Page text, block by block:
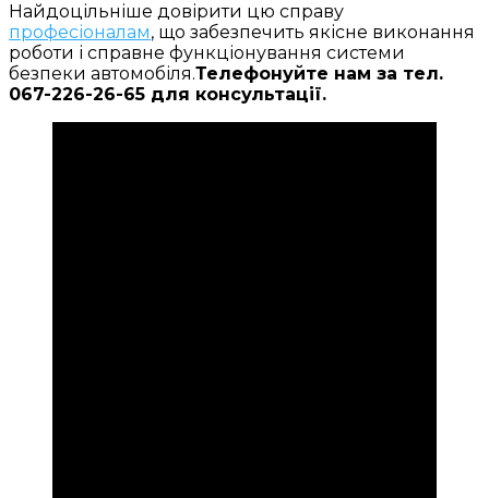
Найдоцільніше довірити цю справу
професіоналам, що забезпечить якісне виконання
роботи і справне функціонування системи
безпеки автомобіля.Телефонуйте нам за тел.
067-226-26-65 для консультації.